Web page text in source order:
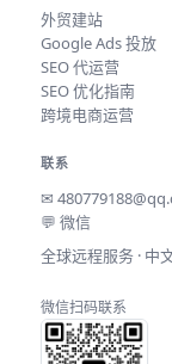
外贸建站
Google Ads 投放
SEO 代运营
SEO 优化指南
跨境电商运营
联系
✉
💬 微信
全球远程服务 · 中
微信扫码联系